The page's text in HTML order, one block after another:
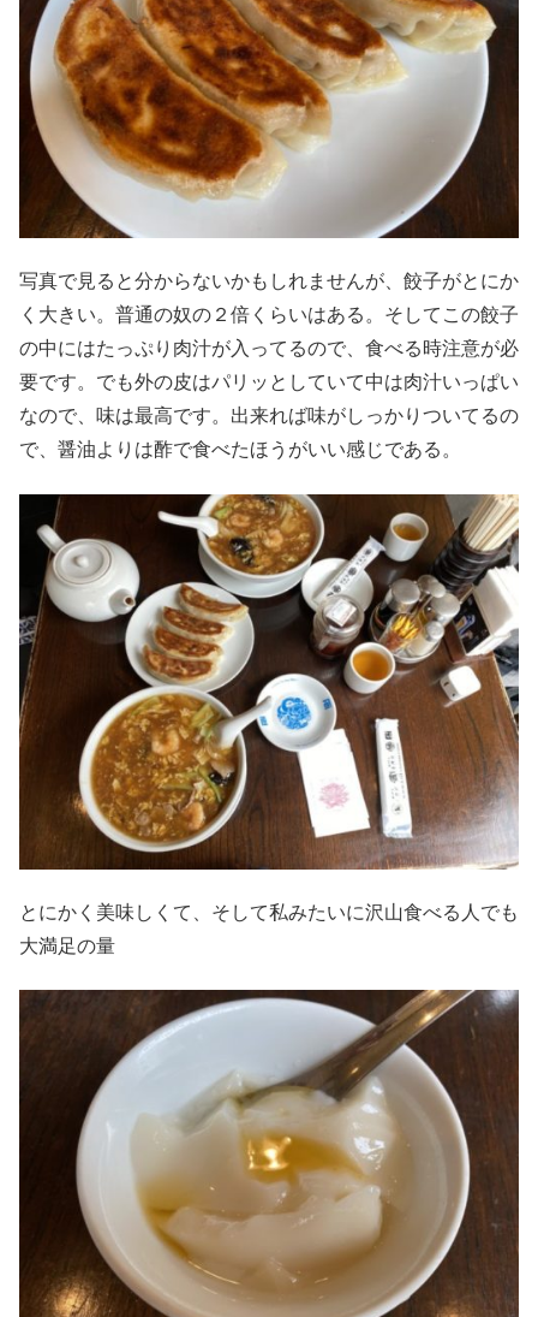
写真で見ると分からないかもしれませんが、餃子がとにか
く大きい。普通の奴の２倍くらいはある。そしてこの餃子
の中にはたっぷり肉汁が入ってるので、食べる時注意が必
要です。でも外の皮はパリッとしていて中は肉汁いっぱい
なので、味は最高です。出来れば味がしっかりついてるの
で、醤油よりは酢で食べたほうがいい感じである。
とにかく美味しくて、そして私みたいに沢山食べる人でも
大満足の量